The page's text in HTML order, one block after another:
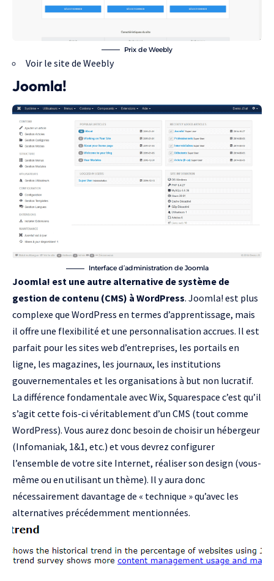
Prix de Weebly
Voir le site de Weebly
Joomla!
Interface d’administration de Joomla
Joomla! est une autre alternative de système de
gestion de contenu (CMS) à WordPress. Joomla! est plus
complexe que WordPress en termes d’apprentissage, mais
il offre une flexibilité et une personnalisation accrues. Il est
parfait pour les sites web d’entreprises, les portails en
ligne, les magazines, les journaux, les institutions
gouvernementales et les organisations à but non lucratif.
La différence fondamentale avec Wix, Squarespace c’est qu’il
s’agit cette fois-ci véritablement d’un CMS (tout comme
WordPress). Vous aurez donc besoin de choisir un hébergeur
(Infomaniak, 1&1, etc.) et vous devrez configurer
l’ensemble de votre site Internet, réaliser son design (vous-
même ou en utilisant un thème). Il y aura donc
nécessairement davantage de « technique » qu’avec les
alternatives précédemment mentionnées.